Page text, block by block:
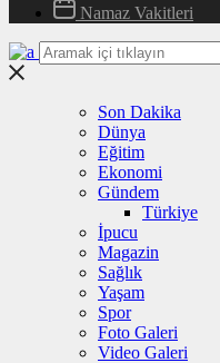
Namaz Vakitleri
Son Dakika
Dünya
Eğitim
Ekonomi
Gündem
Türkiye
İpucu
Magazin
Sağlık
Yaşam
Spor
Foto Galeri
Video Galeri